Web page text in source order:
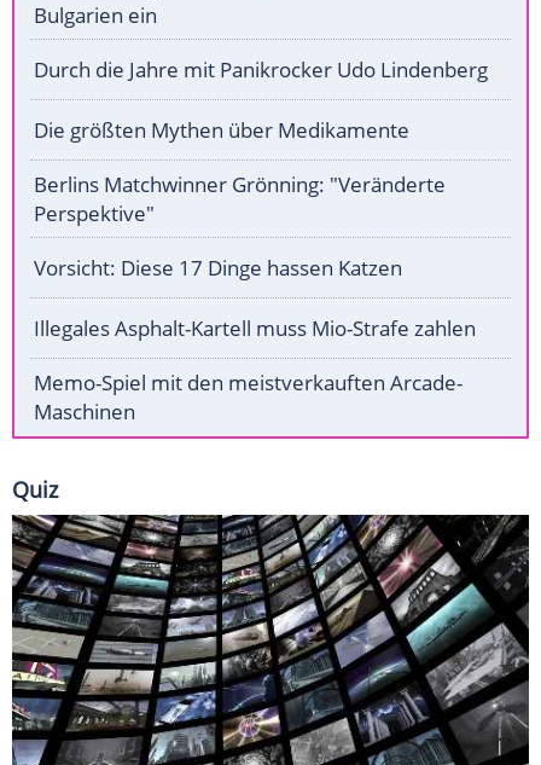
Bulgarien ein
Durch die Jahre mit Panikrocker Udo Lindenberg
Die größten Mythen über Medikamente
Berlins Matchwinner Grönning: "Veränderte
Perspektive"
Vorsicht: Diese 17 Dinge hassen Katzen
Illegales Asphalt-Kartell muss Mio-Strafe zahlen
Memo-Spiel mit den meistverkauften Arcade-
Maschinen
Quiz